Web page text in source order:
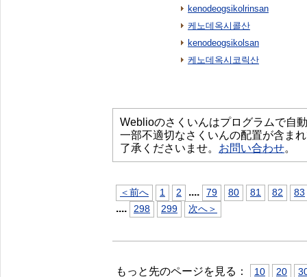
kenodeogsikolrinsan
케노데옥시콜산
kenodeogsikolsan
케노데옥시코릭산
Weblioのさくいんはプログラムで自
一部不適切なさくいんの配置が含ま
了承くださいませ。 お問い合わせ。
＜前へ 1 2 .... 79 80 81 82 83
.... 298 299 次へ＞
もっと先のページを見る： 10 20